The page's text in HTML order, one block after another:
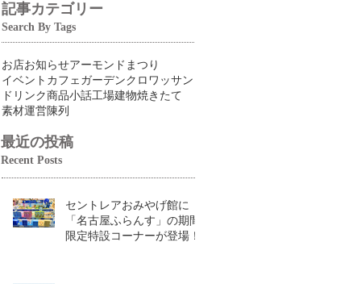
記事カテゴリー
Search By Tags
お店お知らせアーモンドまつり
イベント カフェ ガーデンクロワッサン
ドリンク商品小話工場建物焼きたて
素材運営陳列
最近の投稿
Recent Posts
セントレアおみやげ館に
「名古屋ふらんす」の期間
限定特設コーナーが登場！